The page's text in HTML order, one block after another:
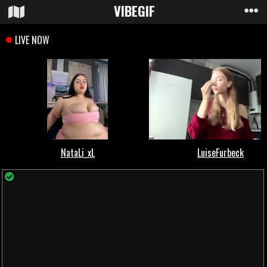
VIBEGIF